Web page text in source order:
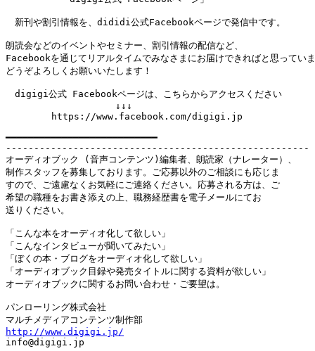
新刊や割引情報を、dididi公式Facebookページで発信中です。
朗読会などのイベントやセミナー、割引情報の配信など、
Facebookを通じてリアルタイムでみなさまにお届けできればと思ってい
どうぞよろしくお願いいたします！
digigi公式 Facebookページは、こちらからアクセスください
↓↓↓
https://www.facebook.com/digigi.jp
━━━━━━━━━━━━━━━━━━━━━━━━━━━
------------------------------------------------------
オーディオブック (音声コンテンツ)編集者、朗読家（ナレーター）、
制作スタッフを募集しております。ご応募以外のご相談にも応じま
すので、ご遠慮なくお気軽にご連絡ください。応募される方は、ご
希望の職種をお書き添えの上、職務経歴書を電子メールにてお
送りください。
「こんな本をオーディオ化して欲しい」
「こんなインタビューが聞いてみたい」
「ぼくの本・ブログをオーディオ化して欲しい」
「オーディオブック目録や発売タイトルに関する資料が欲しい」
オーディオブックに関するお問い合わせ・ご要望は。
パンローリング株式会社
http://www.digigi.jp/
info@digigi.jp